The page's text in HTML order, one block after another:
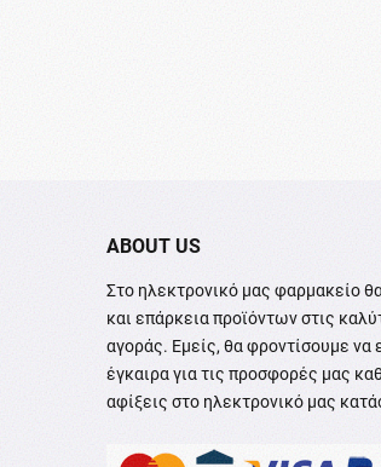
ABOUT US
Στο ηλεκτρονικό μας φαρμακείο
και επάρκεια προϊόντων στις
αγοράς. Εμείς, θα φροντίσουμε να
έγκαιρα για τις προσφορές μας
αφίξεις στο ηλεκτρονικό μας